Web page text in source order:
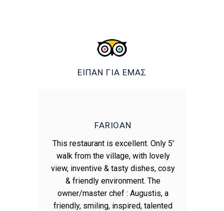
ΕΙΠΑΝ ΓΙΑ ΕΜΑΣ
FARIOAN
This restaurant is excellent. Only 5'
walk from the village, with lovely
view, inventive & tasty dishes, cosy
& friendly environment. The
owner/master chef : Augustis, a
friendly, smiling, inspired, talented